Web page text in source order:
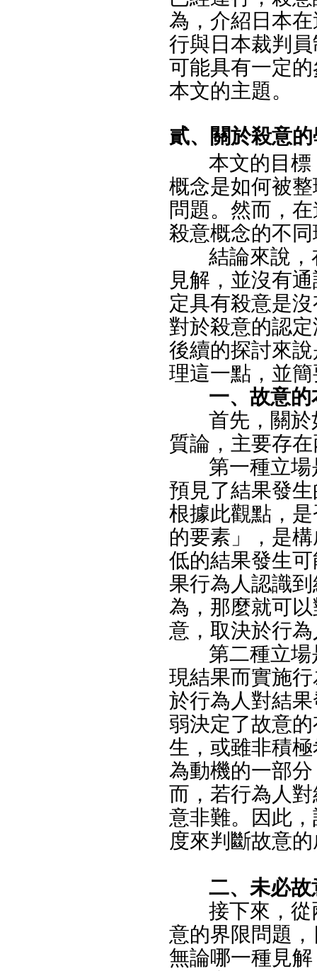
為，介紹日本
行與日本裁判
可能具有一定
本文的主題。
貳、關於殺意
本文的目
概念是如何被
問題。然而，
殺意概念的不
結論來說
見解，並沒有
定具有殺意是
對於殺意的認
後續的探討來
理這一點，並
一、故意的
首先，關
質論，主要存
第一種立
預見了結果發
根據此觀點，
的要素」，是
低的結果發生
果行為人認識
為，那麼就可
意，取決於行
第二種立
現結果而實施
於行為人對結
弱決定了故意
生，或雖非積
為動機的一部
而，若行為人
意非難。因此
度來判斷故意
二、未必
接下來，
意的界限問題
無論哪一種見